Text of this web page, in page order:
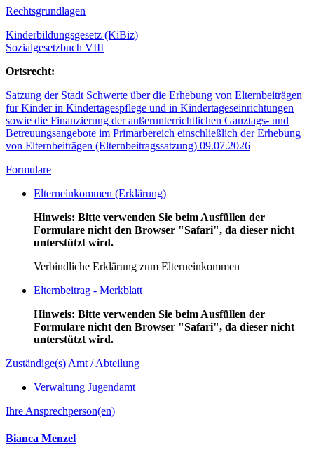
Rechtsgrundlagen
Kinderbildungsgesetz (KiBiz)
Sozialgesetzbuch VIII
Ortsrecht:
Satzung der Stadt Schwerte über die Erhebung von Elternbeiträgen
für Kinder in Kindertagespflege und in Kindertageseinrichtungen
sowie die Finanzierung der außerunterrichtlichen Ganztags- und
Betreuungsangebote im Primarbereich einschließlich der Erhebung
von Elternbeiträgen (Elternbeitragssatzung) 09.07.2026
Formulare
Elterneinkommen (Erklärung)
Hinweis: Bitte verwenden Sie beim Ausfüllen der
Formulare nicht den Browser "Safari", da dieser nicht
unterstützt wird.
Verbindliche Erklärung zum Elterneinkommen
Elternbeitrag - Merkblatt
Hinweis: Bitte verwenden Sie beim Ausfüllen der
Formulare nicht den Browser "Safari", da dieser nicht
unterstützt wird.
Zuständige(s) Amt / Abteilung
Verwaltung Jugendamt
Ihre Ansprechperson(en)
Bianca Menzel